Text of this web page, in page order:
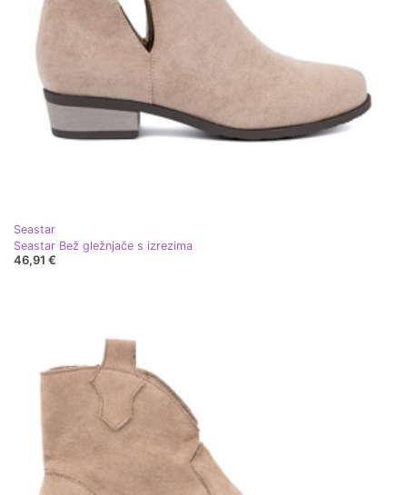
Seastar
Seastar Bež gležnjače s izrezima
46,91 €